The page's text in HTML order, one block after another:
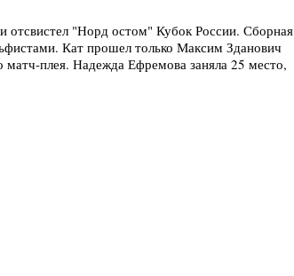
отсвистел "Норд остом" Кубок России. Сборная
Кат прошел только Максим Зданович
плея. Надежда Ефремова заняла 25 место,